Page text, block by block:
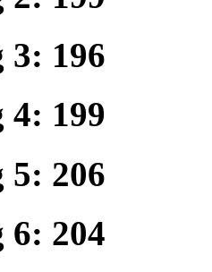
196
199
206
204